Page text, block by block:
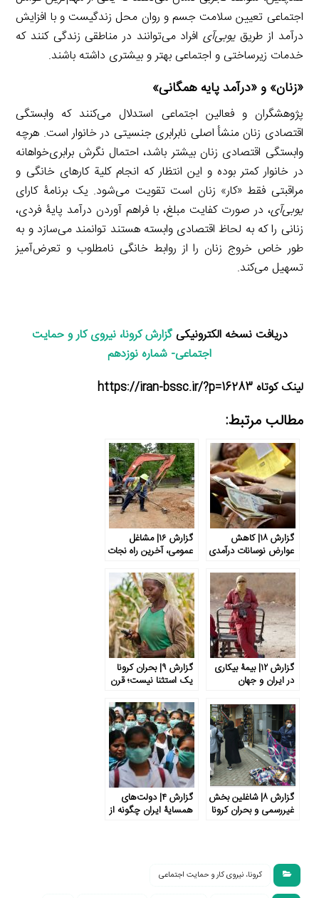
اجتماعی تعیین سلامت جسم و روان محل زندگیست و با افزایش
درآمد از طریقیوبی‌آی افراد می‌توانند در مناطقی زندگی کنند که
خدمات زیرساختی و اجتماعی بهتر و بیشتری داشته باشند.
«زنان» و «درآمد پایه همگانی»
پژوهشگران و فعالین اجتماعی استدلال می‌کنند که وابستگی
اقتصادی زنان منشأ اصلی نابرابری جنسیتی در خانوار است. هرچه
وابستگی اقتصادی زنان بیشتر باشد، احتمال نگرش برابری‌خواهانه
در خانوار کمتر بوده و این انتظار که انجام کلیة کارهای خانگی و
مراقبتی فقط «کار» زنان است تقویت می‌شود. یک برنامۀ کارای
یوبی‌آی، در صورت کفایت مبلغ، با فراهم آوردن درآمد پایۀ فردی،
زنانی را که به لحاظ اقتصادی وابسته هستند توانمند می‌سازد و به
طور خاص خروج زنان را از روابط خانگی نامطلوب و تعرض‌آمیز
تسهیل می‌کند.
دریافت نسخه الکترونیکیگزارش کرونا، نیروی کار و حمایت
اجتماعی- شماره نوزدهم
لینک کوتاه https://iran-bssc.ir/?p=16283
مطالب مرتبط:
گزارش ۱۸| کاهش
عوارض نوسانات درآمدی
اعتبارات خرد
گزارش ۱۶| مشاغل
عمومی، آخرین راه نجات
گزارش ۱۲| بیمۀ بیکاری
در ایران و جهان
گزارش ۹| بحران کرونا
یک استثنا نیست؛ قرن
هاست
گزارش ۸| شاغلین بخش
غیررسمی و بحران کرونا
گزارش ۴| دولت‌های
همسایۀ ایران چگونه از
می‌کنند؟
کرونا، نیروی کار و حمایت اجتماعی